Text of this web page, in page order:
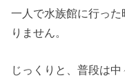
一人で水族館に行っ
りません。
じっくりと、普段は